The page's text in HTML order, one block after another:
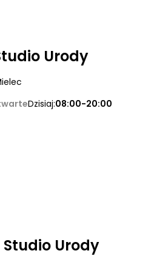
Urody
Dzisiaj:08:00-20:00
Urody